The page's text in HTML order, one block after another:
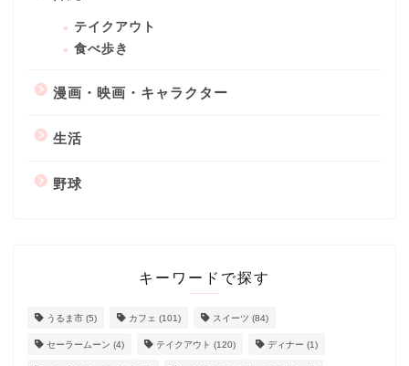
テイクアウト
食べ歩き
漫画・映画・キャラクター
生活
野球
キーワードで探す
うるま市 (5) カフェ (101) スイーツ (84)
セーラームーン (4) テイクアウト (120) ディナー (1)